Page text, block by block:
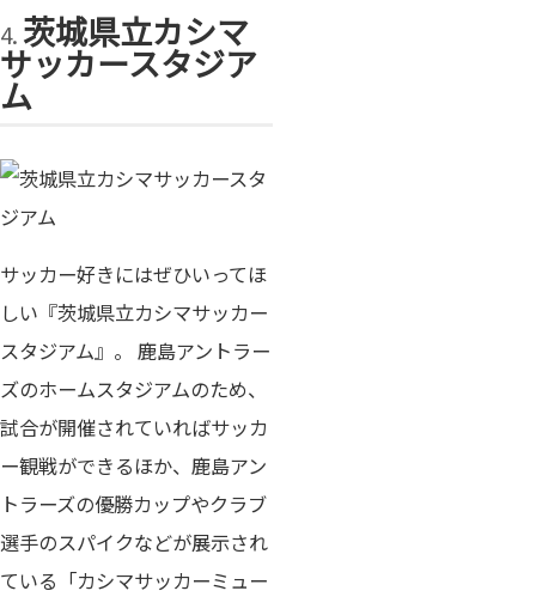
茨城県立カシマ
サッカースタジア
ム
サッカー好きにはぜひいってほ
しい『茨城県立カシマサッカー
スタジアム』。 鹿島アントラー
ズのホームスタジアムのため、
試合が開催されていればサッカ
ー観戦ができるほか、鹿島アン
トラーズの優勝カップやクラブ
選手のスパイクなどが展示され
ている「カシマサッカーミュー